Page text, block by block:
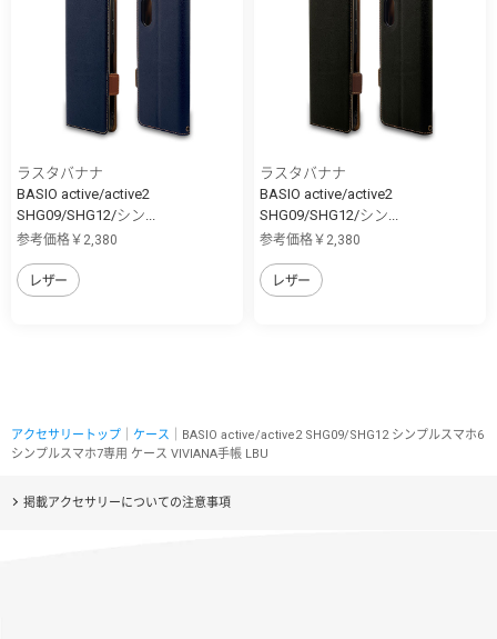
ラスタバナナ
BASIO active/active2
SHG09/SHG12/シン...
参考価格￥2,380
レザー
ラスタバナナ
BASIO active/active2
SHG09/SHG12/シン...
参考価格￥2,380
レザー
アクセサリートップ ケース ｜BASIO active/active2 SHG09/SHG12 シンプルスマホ6
シンプルスマホ7専用 ケース VIVIANA手帳 LBU
掲載アクセサリーについての注意事項